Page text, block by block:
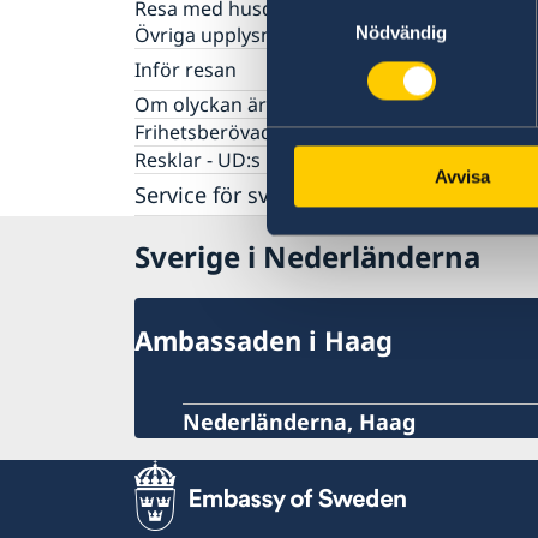
Samtyckesval
Nödvändig
Avvisa
Körkort
Namnändring
Pension & Levnadsintyg
Undervisning i svenska för barn
Uppehållstillstånd eller personbevis
Resa med husdjur
Övriga upplysningar
Inför resan
Terrorism och turism
Behövs vaccination
Behöver jag visum?
Läs på om ditt resmål
Se till att vara försäkrad
Om olyckan är framme
Frihetsberövad i utlandet
Resklar - UD:s reseinformation direkt i fickan
Service för svenska företag
Handel med Nederländerna
Anmäla handelshinder
Sverige i Nederländerna
Ambassaden i Haag
Nederländerna, Haag